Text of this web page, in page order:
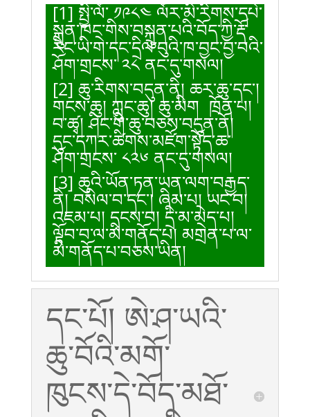
[1] སྤྱི་ལོ་ ༡༩༨༤ ལོར་མི་རིགས་དཔེ་
སྐྲུན་ཁང་གིས་བསྐྲུན་པའི་བོད་ཀྱི་རྡོ་
རིང་ཡི་གེ་དང་དྲིལ་བུའི་ཁ་བྱང་བྱ་བའི་
ཤོག་གྲངས་ ༢༨ ནང་དུ་གསལ།
[2] ཆུ་རིགས་བདུན་ནི། ཆར་ཆུ་དང་།
གངས་ཆུ། ཀླུང་ཆུ། ཆུ་མིག ཁྲོན་པ།
བ་ཚྭ། ཤིང་གི་ཆུ་བཅས་བདུན་ནོ།
དུང་དཀར་ཚིགས་མཛོག་སྟོད་ཆ་
ཤོག་གྲངས་ ༨༢༦ ནང་དུ་གསལ།
[3] ཆུའི་ཡོན་ཏན་ཡན་ལག་བརྒྱད་
ནི། བསིལ་བ་དང་། ཞིམ་པ། ཡང་བ།
འཇམ་པ། དྭངས་བ། དྲི་མ་མེད་པ།
ལྟོབ་བ་ལ་མི་གནོད་པ། མགྲེན་པ་ལ་
མི་གནོད་པ་བཅས་ཡིན།
དང་པོ། ཨེ་ཤ་ཡའི་
ཆུ་བོའི་མགོ་
ཁུངས་དེ་བོད་མཐོ་